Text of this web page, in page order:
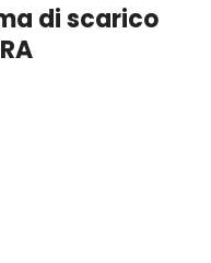
di scarico